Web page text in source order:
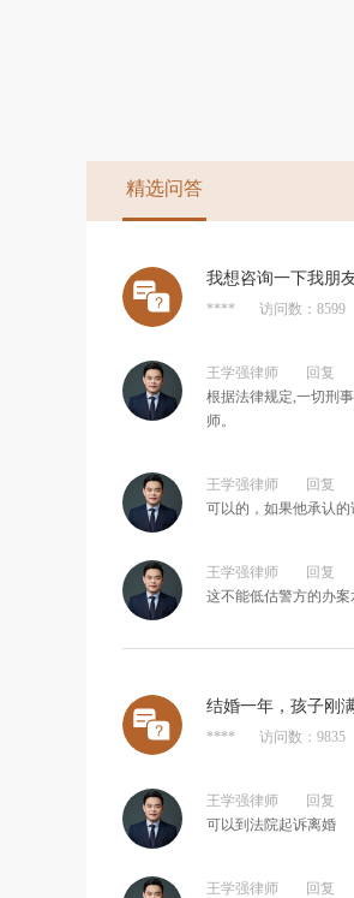
精选问答
我想咨询一下我朋
**** 访问数：8599
王学强律师
回复
根据法律规定,一切刑
师。
王学强律师
回复
可以的，如果他承认的
王学强律师
回复
这不能低估警方的办案
结婚一年，孩子刚
**** 访问数：9835
王学强律师
回复
可以到法院起诉离婚
王学强律师
回复